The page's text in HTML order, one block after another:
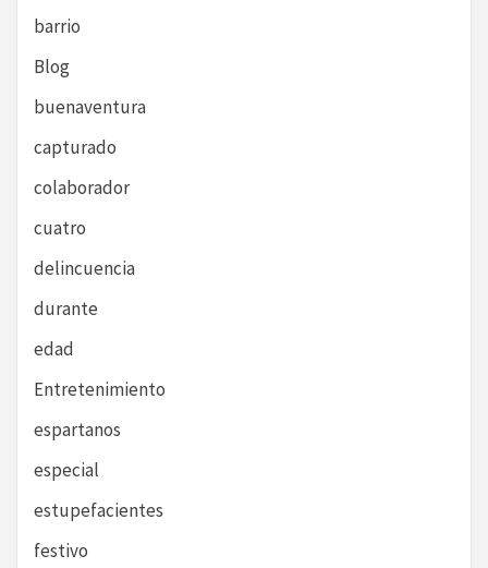
barrio
Blog
buenaventura
capturado
colaborador
cuatro
delincuencia
durante
edad
Entretenimiento
espartanos
especial
estupefacientes
festivo